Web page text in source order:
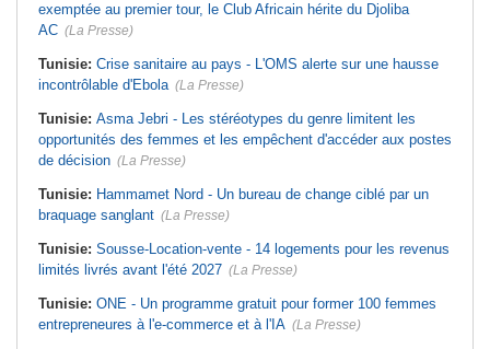
exemptée au premier tour, le Club Africain hérite du Djoliba
AC (La Presse)
Tunisie: Crise sanitaire au pays - L'OMS alerte sur une hausse
incontrôlable d'Ebola (La Presse)
Tunisie: Asma Jebri - Les stéréotypes du genre limitent les
opportunités des femmes et les empêchent d'accéder aux postes
de décision (La Presse)
Tunisie: Hammamet Nord - Un bureau de change ciblé par un
braquage sanglant (La Presse)
Tunisie: Sousse-Location-vente - 14 logements pour les revenus
limités livrés avant l'été 2027 (La Presse)
Tunisie: ONE - Un programme gratuit pour former 100 femmes
entrepreneures à l'e-commerce et à l'IA (La Presse)